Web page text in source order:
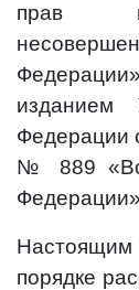
прав
изданием
Федерации
№ 889
Настоящим
порядке